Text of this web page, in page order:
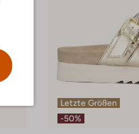
Letzte Größen
-50%